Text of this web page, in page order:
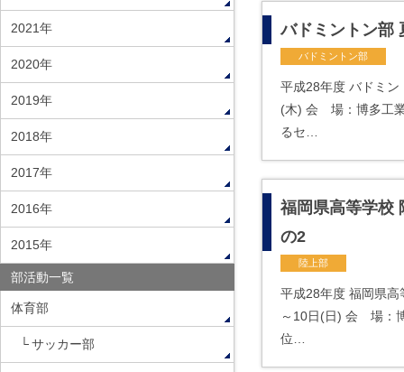
バドミントン部
バドミントン部
平成28年度 バドミ
(木) 会 場：博多工
るセ…
福岡県高等学校
の2
陸上部
平成28年度 福岡県
～10日(日) 会
位…
2021年
2020年
2019年
2018年
2017年
2016年
2015年
部活動一覧
体育部
サッカー部